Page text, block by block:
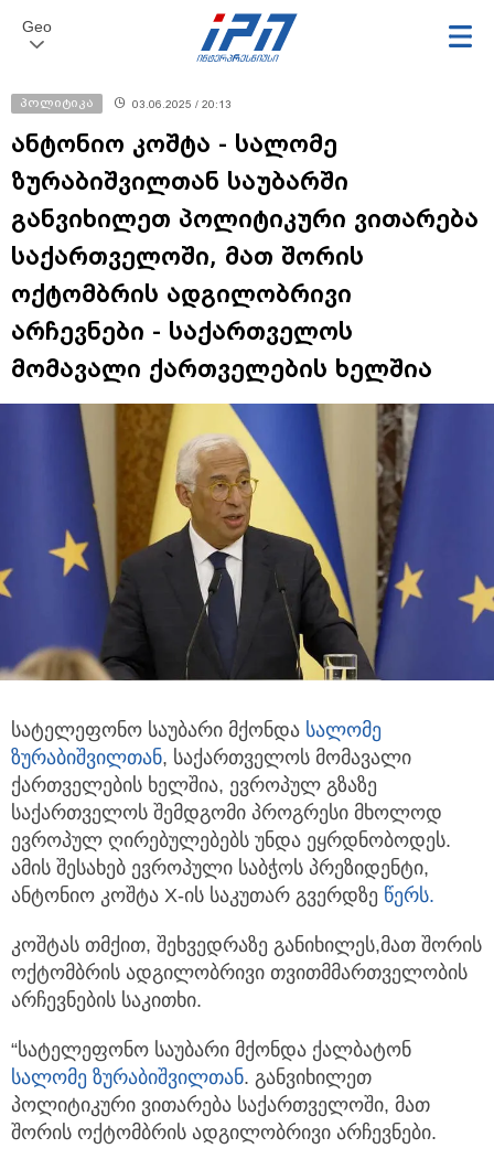
Geo
პოლიტიკა 03.06.2025 / 20:13
ანტონიო კოშტა - სალომე
ზურაბიშვილთან საუბარში
განვიხილეთ პოლიტიკური ვითარება
საქართველოში, მათ შორის
ოქტომბრის ადგილობრივი
არჩევნები - საქართველოს
მომავალი ქართველების ხელშია
სატელეფონო საუბარი მქონდა სალომე
ზურაბიშვილთან, საქართველოს მომავალი
ქართველების ხელშია, ევროპულ გზაზე
საქართველოს შემდგომი პროგრესი მხოლოდ
ევროპულ ღირებულებებს უნდა ეყრდნობოდეს.
ამის შესახებ ევროპული საბჭოს პრეზიდენტი,
ანტონიო კოშტა X-ის საკუთარ გვერდზე წერს.
კოშტას თმქით, შეხვედრაზე განიხილეს,მათ შორის
ოქტომბრის ადგილობრივი თვითმმართველობის
არჩევნების საკითხი.
“სატელეფონო საუბარი მქონდა ქალბატონ
სალომე ზურაბიშვილთან. განვიხილეთ
პოლიტიკური ვითარება საქართველოში, მათ
შორის ოქტომბრის ადგილობრივი არჩევნები.